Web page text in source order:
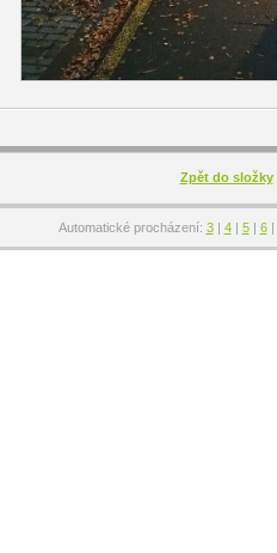
Zpět do složky
Automatické procházení: 3| 4| 5| 6|